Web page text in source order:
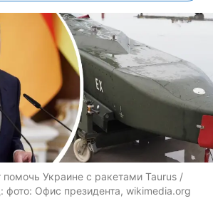
Украине с ракетами Taurus /
фото: Офис президента, wikimedia.org